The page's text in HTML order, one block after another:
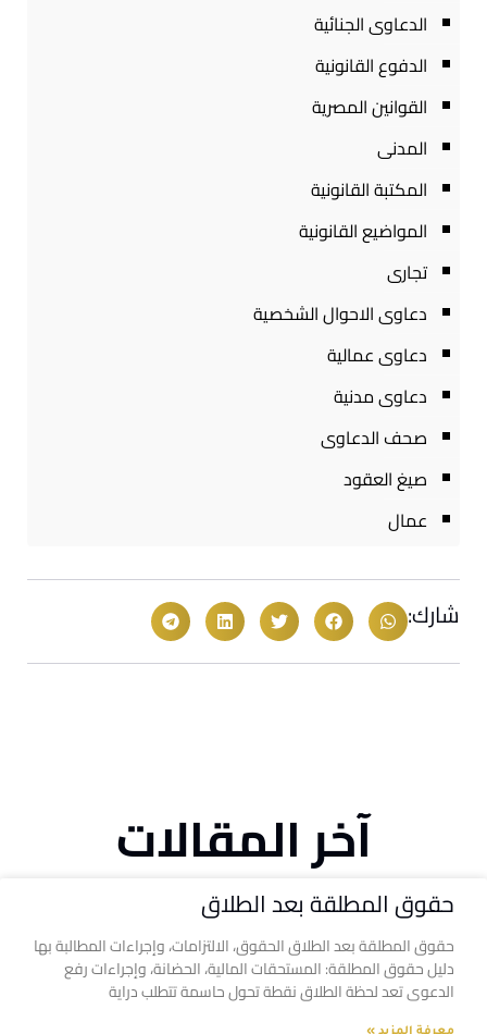
الدعاوى الجنائية
الدفوع القانونية
القوانين المصرية
المدنى
المكتبة القانونية
المواضيع القانونية
تجارى
دعاوى الاحوال الشخصية
دعاوى عمالية
دعاوى مدنية
صحف الدعاوى
صيغ العقود
عمال
شارك:
آخر المقالات
حقوق المطلقة بعد الطلاق
حقوق المطلقة بعد الطلاق الحقوق، الالتزامات، وإجراءات المطالبة بها
دليل حقوق المطلقة: المستحقات المالية، الحضانة، وإجراءات رفع
الدعوى تعد لحظة الطلاق نقطة تحول حاسمة تتطلب دراية